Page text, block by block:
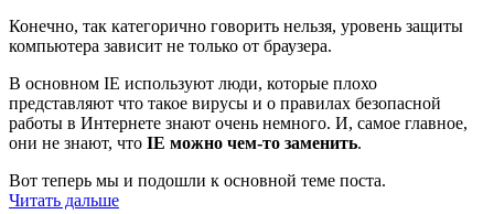
Конечно, так категорично говорить нельзя, уровень защиты
компьютера зависит не только от браузера.
В основном IE используют люди, которые плохо
представляют что такое вирусы и о правилах безопасной
работы в Интернете знают очень немного. И, самое главное,
они не знают, что IE можно чем-то заменить.
Вот теперь мы и подошли к основной теме поста.
Читать дальше